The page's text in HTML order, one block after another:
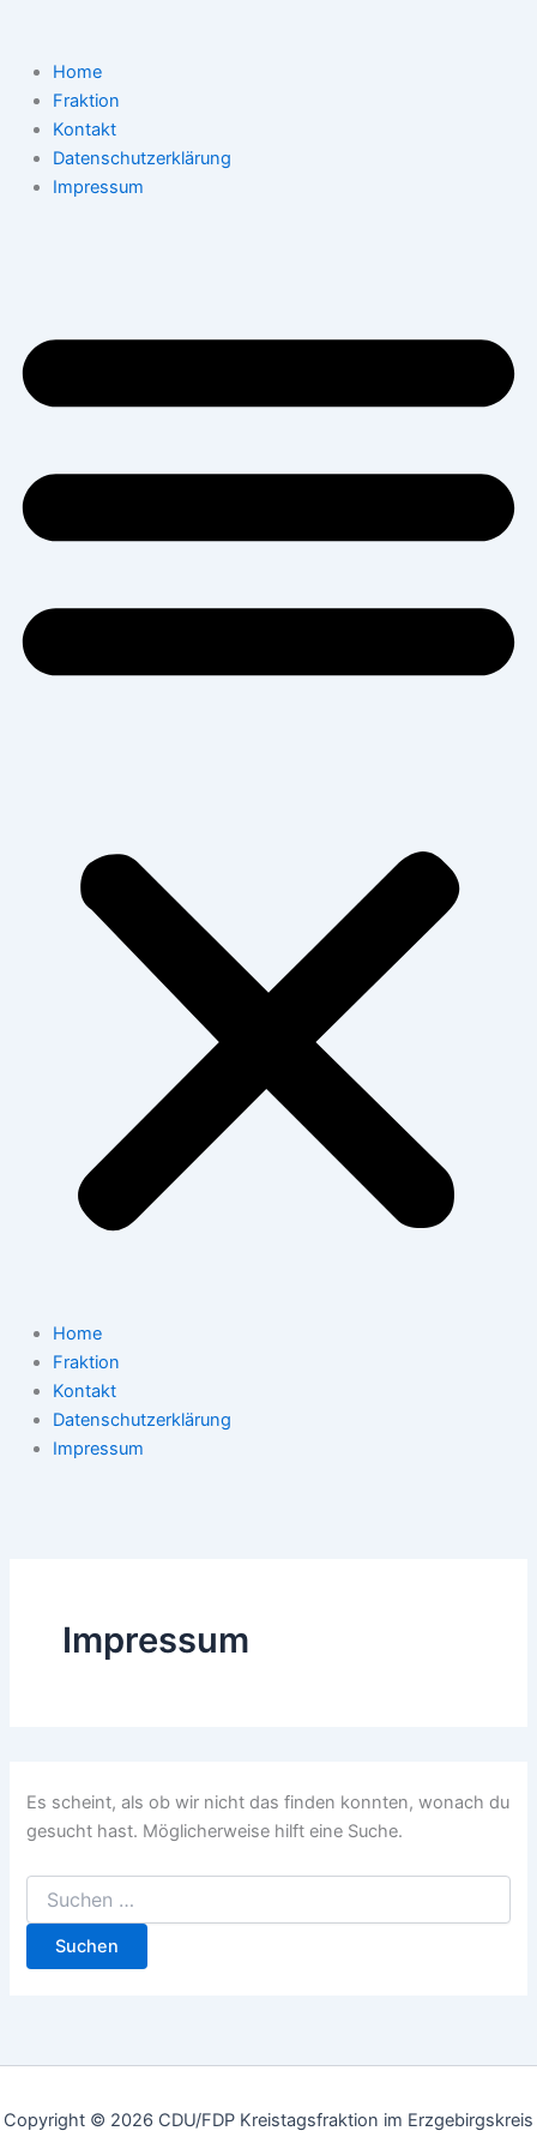
springenHome
Fraktion
Kontakt
Datenschutzerklärung
Impressum
Home
Fraktion
Kontakt
Datenschutzerklärung
Impressum
Impressum
Es scheint, als ob wir nicht das finden konnten, wonach du
gesucht hast. Möglicherweise hilft eine Suche.
Copyright © 2026 CDU/FDP Kreistagsfraktion im Erzgebirgskreis